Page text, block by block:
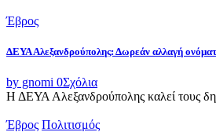
Έβρος
ΔΕΥΑ Αλεξανδρούπολης: Δωρεάν αλλαγή
by gnomi 0Σχόλια
Η ΔΕΥΑ Αλεξανδρούπολης καλεί τους
Έβρος Πολιτισμός